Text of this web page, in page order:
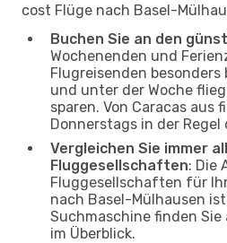
cost Flüge nach Basel-
Buchen Sie an den
Wochenenden und
Flugreisenden besonders
und unter der Woche
sparen. Von Caracas aus
Donnerstags in der
Vergleichen Sie immer
Fluggesellschaften: Die
Fluggesellschaften für
nach Basel-Mülhausen
Suchmaschine finden
im Überblick.